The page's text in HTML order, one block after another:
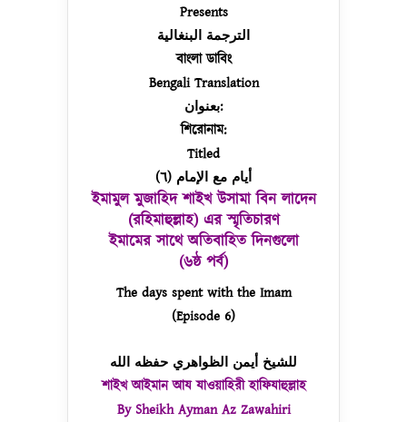
Presents
الترجمة البنغالية
বাংলা ডাবিং
Bengali Translation
بعنوان:
শিরোনাম:
Titled
أيام مع الإمام (٦)
ইমামুল মুজাহিদ শাইখ উসামা বিন লাদেন
(রহিমাহুল্লাহ) এর স্মৃতিচারণ
ইমামের সাথে অতিবাহিত দিনগুলো
(৬ষ্ঠ পর্ব)
The days spent with the Imam
(Episode 6)
للشيخ أيمن الظواهري حفظه الله
শাইখ আইমান আয যাওয়াহিরী হাফিযাহুল্লাহ
By Sheikh Ayman Az Zawahiri